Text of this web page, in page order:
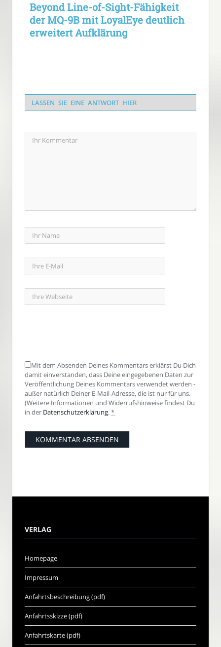
Beyond Line-of-Sight-Fähigkeit
der MQ-9B mit LoyalEye deutlich
erweitert Aufklärung
LASSEN SIE EINE ANTWORT HIER
Mit dem Absenden Deines Kommentars erklärst Du Dich
damit einverstanden, dass Deine eingegebenen Daten zur
Veröffentlichung Deines Kommentars verwendet werden -
außer natürlich Deiner E-Mail-Adresse, die ist nur für uns.
(Weitere Informationen und Widerrufshinweise findest Du
in der Datenschutzerklärung.*
VERLAG
Homepage
Impressum
Anfahrtsbeschreibung (pdf)
Anfahrtsskizze (pdf)
Anfahrtskarte (pdf)